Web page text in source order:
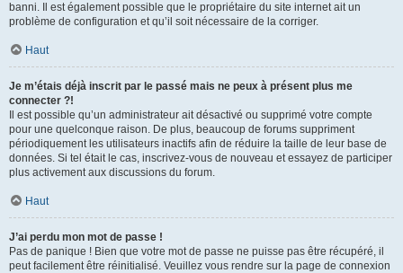
banni. Il est également possible que le propriétaire du site internet ait un
problème de configuration et qu’il soit nécessaire de la corriger.
Haut
Je m’étais déjà inscrit par le passé mais ne peux à présent plus me
connecter ?!
Il est possible qu’un administrateur ait désactivé ou supprimé votre compte
pour une quelconque raison. De plus, beaucoup de forums suppriment
périodiquement les utilisateurs inactifs afin de réduire la taille de leur base de
données. Si tel était le cas, inscrivez-vous de nouveau et essayez de participer
plus activement aux discussions du forum.
Haut
J’ai perdu mon mot de passe !
Pas de panique ! Bien que votre mot de passe ne puisse pas être récupéré, il
peut facilement être réinitialisé. Veuillez vous rendre sur la page de connexion